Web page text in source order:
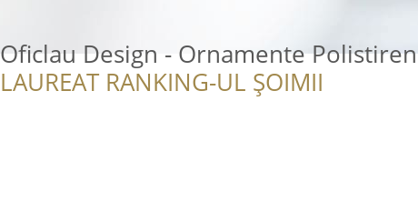
Oficlau Design - Ornamente Polistiren
LAUREAT RANKING-UL ȘOIMII